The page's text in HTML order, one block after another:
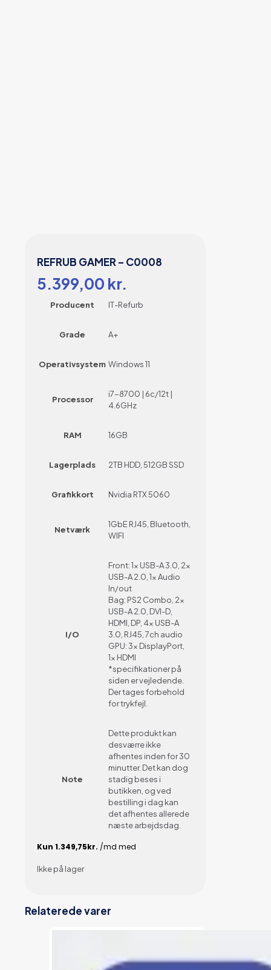
REFRUB GAMER – C0008
5.399,00 kr.
Producent IT-Refurb
Grade A+
Operativsystem Windows 11
Processor
i7-8700 | 6c/12t |
4.6GHz
RAM 16GB
Lagerplads 2TB HDD, 512GB SSD
Grafikkort Nvidia RTX 5060
Netværk
1GbE RJ45, Bluetooth,
WIFI
I/O
Front: 1x USB-A 3.0, 2x
USB-A 2.0, 1x Audio
In/out
Bag: PS2 Combo, 2x
USB-A 2.0, DVI-D,
HDMI, DP, 4x USB-A
3.0, RJ45, 7ch audio
GPU: 3x DisplayPort,
1x HDMI
*specifikationer på
siden er vejledende.
Der tages forbehold
for trykfejl.
Note
Dette produkt kan
desværre ikke
afhentes inden for 30
minutter. Det kan dog
stadig beses i
butikken, og ved
bestilling i dag kan
det afhentes allerede
næste arbejdsdag.
Ikke på lager
Relaterede varer